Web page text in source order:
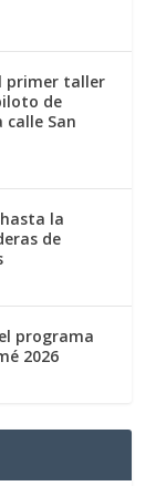
primer taller
de
San
la
de
programa
2026